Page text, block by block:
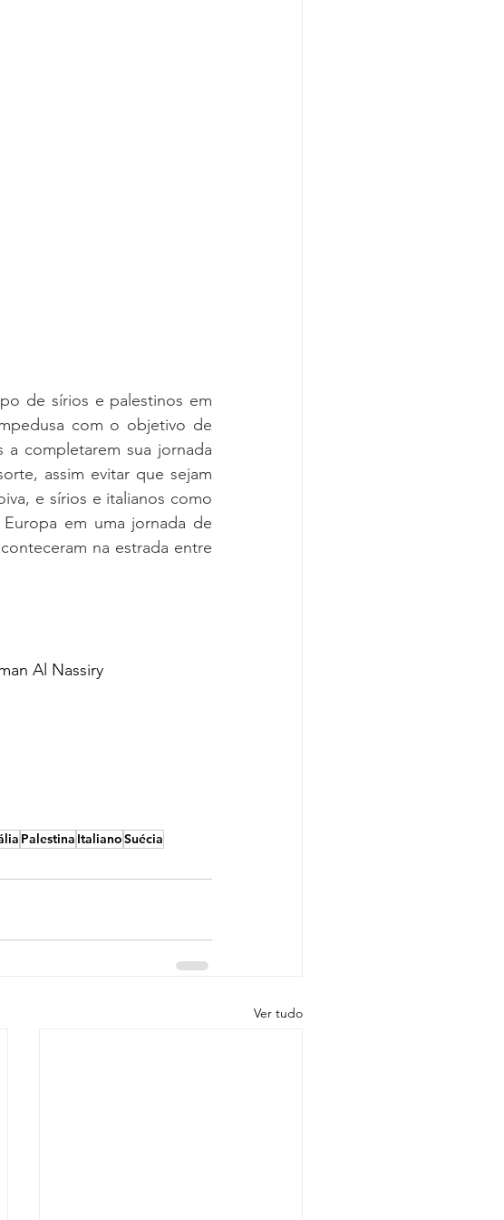
de sírios e palestinos em
com o objetivo de
a completarem sua jornada
assim evitar que sejam
e sírios e italianos como
em uma jornada de
na estrada entre
Al Nassiry
Palestina ItalianoSuécia
Ver tudo